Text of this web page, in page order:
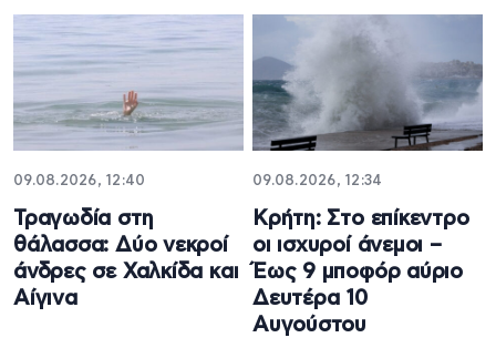
09.08.2026, 12:40
Τραγωδία στη
θάλασσα: Δύο νεκροί
άνδρες σε Χαλκίδα και
Αίγινα
09.08.2026, 12:34
Κρήτη: Στο επίκεντρο
οι ισχυροί άνεμοι –
Έως 9 μποφόρ αύριο
Δευτέρα 10
Αυγούστου